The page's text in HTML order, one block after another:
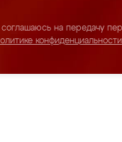
на передачу
конфиденциальности